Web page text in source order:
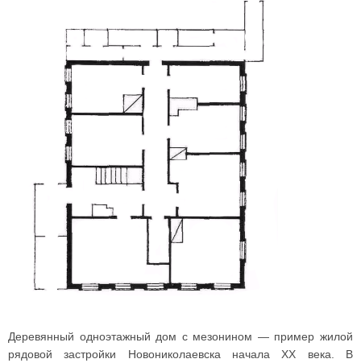
Деревянный одноэтажный дом с мезонином — пример жилой
рядовой застройки Новониколаевска начала XX века. В